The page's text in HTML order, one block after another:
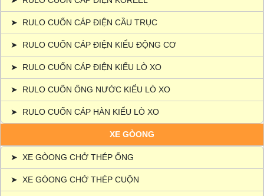
➤ RULO CUỐN CÁP ĐIỆN CẦU TRỤC
➤ RULO CUỐN CÁP ĐIỆN KIỂU ĐỘNG CƠ
➤ RULO CUỐN CÁP ĐIỆN KIỂU LÒ XO
➤ RULO CUỐN ỐNG NƯỚC KIỂU LÒ XO
➤ RULO CUỐN CÁP HÀN KIỂU LÒ XO
XE GÒONG
➤ XE GÒONG CHỞ THÉP ỐNG
➤ XE GÒONG CHỞ THÉP CUỘN